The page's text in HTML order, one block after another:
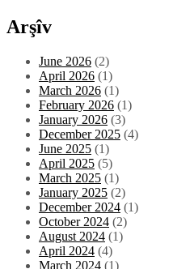
Arşîv
June 2026 (2)
April 2026 (1)
March 2026 (1)
February 2026 (1)
January 2026 (3)
December 2025 (4)
June 2025 (1)
April 2025 (5)
March 2025 (1)
January 2025 (2)
December 2024 (1)
October 2024 (2)
August 2024 (1)
April 2024 (4)
March 2024 (1)